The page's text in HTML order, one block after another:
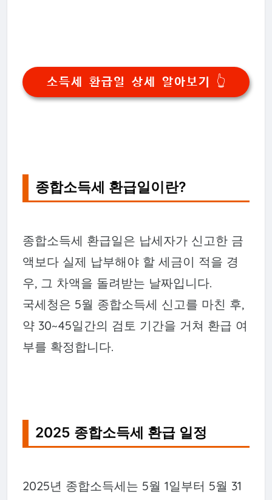
소득세 환급일 상세 알아보기 👆
종합소득세 환급일이란?
종합소득세 환급일은 납세자가 신고한 금
액보다 실제 납부해야 할 세금이 적을 경
우, 그 차액을 돌려받는 날짜입니다.
국세청은 5월 종합소득세 신고를 마친 후,
약 30~45일간의 검토 기간을 거쳐 환급 여
부를 확정합니다.
2025 종합소득세 환급 일정
2025년 종합소득세는 5월 1일부터 5월 31